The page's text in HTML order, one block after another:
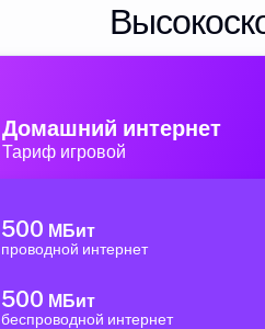
Домашний интернет
Тариф игровой
500 МБит
проводной интернет
500 МБит
беспроводной интернет